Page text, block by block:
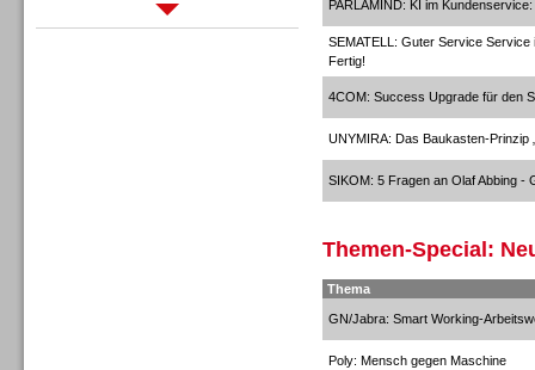
Sprachdialogsysteme u. Ki/
PARLAMIND: KI im
SEMATELL: Guter Service
Fertig!
4COM: Success Upgrade für den
UNYMIRA: Das Baukasten-Prinzip
SIKOM: 5 Fragen an Olaf Abbing -
Themen-Special:
Thema
GN/Jabra: Smart Working-
Poly: Mensch gegen Maschine